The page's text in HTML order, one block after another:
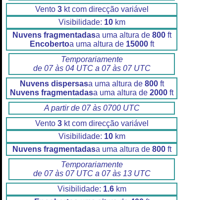
Vento 3kt com direcção variável
Visibilidade: 10km
Nuvens fragmentadasa uma altura de 800ft
Encobertoa uma altura de 15000ft
Temporariamente
de 07 às 04 UTC a 07 às 07 UTC
Nuvens dispersasa uma altura de 800ft
Nuvens fragmentadasa uma altura de 2000 ft
A partir de 07 às 0700 UTC
Vento 3kt com direcção variável
Visibilidade: 10km
Nuvens fragmentadasa uma altura de 800ft
Temporariamente
de 07 às 07 UTC a 07 às 13 UTC
Visibilidade: 1.6km